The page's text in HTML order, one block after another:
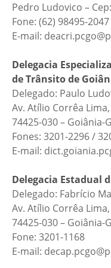
Pedro Ludovico –
Fone: (62) 98495-2047
E-mail:
Delegacia
de Trânsito de
Delegado: Paulo
Av. Atílio Corrêa Lima,
74425-030 – Goiânia-
Fones: 3201-2296 /
E-mail:
Delegacia Estadual
Delegado: Fabrício
Av. Atílio Corrêa Lima,
74425-030 – Goiânia-
Fone: 3201-1168
E-mail: